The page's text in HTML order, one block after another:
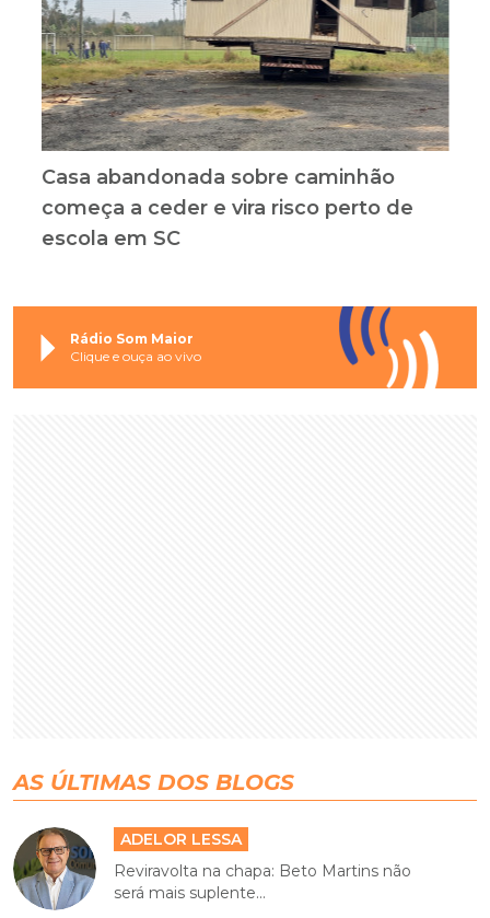
Casa abandonada sobre caminhão
começa a ceder e vira risco perto de
escola em SC
Rádio Som Maior
Clique e ouça ao vivo
AS ÚLTIMAS DOS BLOGS
ADELOR LESSA
Reviravolta na chapa: Beto Martins não
será mais suplente...